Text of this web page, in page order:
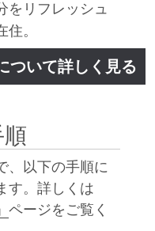
をリフレッシュ
。
ついて詳しく見る
、以下の手順に
す。詳しくは
ページをご覧く